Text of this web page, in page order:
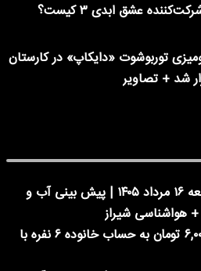
عشق ابدی ۳ کیست؟
توربوشوت «دایکاپ» در کارستان
شد + تصاویر
وضعیت هوای فردا فارس جمعه ۱۶ مرداد ۱۴۰۵ | پیش بینی آب و
کالابرگ ۱۵ مرداد؛ شارژ ۶,۰۰۰۰,۰۰۰ تومان به حساب خانوده ۶ نفره با